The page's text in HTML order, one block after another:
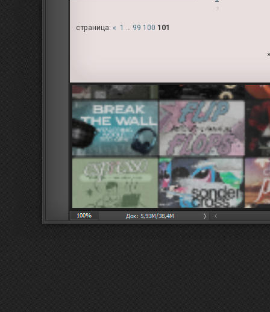
страница:« 1 … 99 100 101